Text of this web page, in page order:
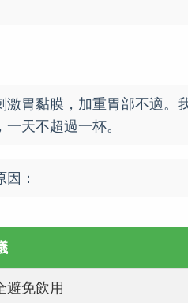
激胃黏膜，加重胃部不適。
天不超過一杯。
：
避免飲用